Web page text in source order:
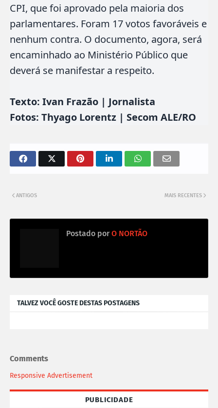
CPI, que foi aprovado pela maioria dos
parlamentares. Foram 17 votos favoráveis e
nenhum contra. O documento, agora, será
encaminhado ao Ministério Público que
deverá se manifestar a respeito.
Texto: Ivan Frazão | Jornalista
Fotos: Thyago Lorentz | Secom ALE/RO
MAIS RECENTES
ANTIGOS
Postado por O NORTÃO
TALVEZ VOCÊ GOSTE DESTAS POSTAGENS
Comments
Responsive Advertisement
PUBLICIDADE